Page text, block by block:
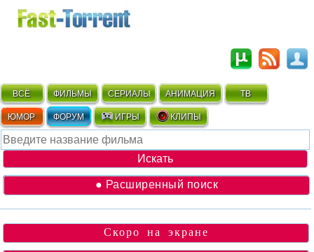
ВСЁ ФИЛЬМЫ СЕРИАЛЫ АНИМАЦИЯ ТВ
ЮМОР ФОРУМ ИГРЫ КЛИПЫ
● Расширенный поиск
Скоро на экране